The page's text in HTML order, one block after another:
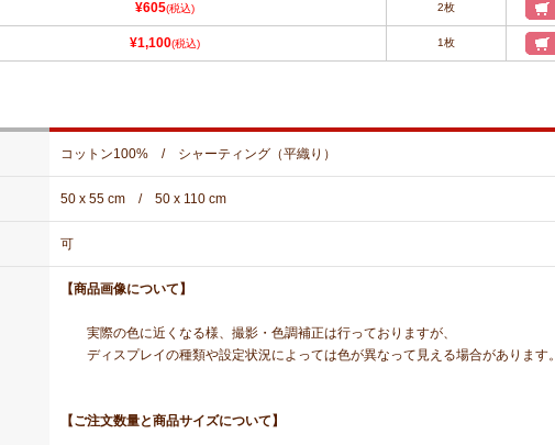
¥605(税込) 2枚
¥1,100(税込) 1枚
コットン100% / シャーティング（平織り）
50 x 55 cm / 50 x 110 cm
可
【商品画像について】
実際の色に近くなる様、撮影・色調補正は行っておりますが、
ディスプレイの種類や設定状況によっては色が異なって見える場合があります。
【ご注文数量と商品サイズについて】